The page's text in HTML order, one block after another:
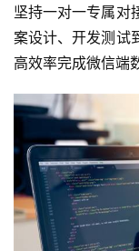
坚持一对一专属对
案设计、开发测试
高效率完成微信端